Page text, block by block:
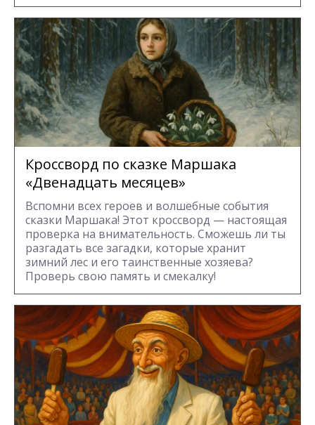
Кроссворд по сказке Маршака
«Двенадцать месяцев»
Вспомни всех героев и волшебные события
сказки Маршака! Этот кроссворд — настоящая
проверка на внимательность. Сможешь ли ты
разгадать все загадки, которые хранит
зимний лес и его таинственные хозяева?
Проверь свою память и смекалку!